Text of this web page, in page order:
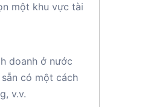
một khu vực tài
doanh ở nước
có một cách
v.v.